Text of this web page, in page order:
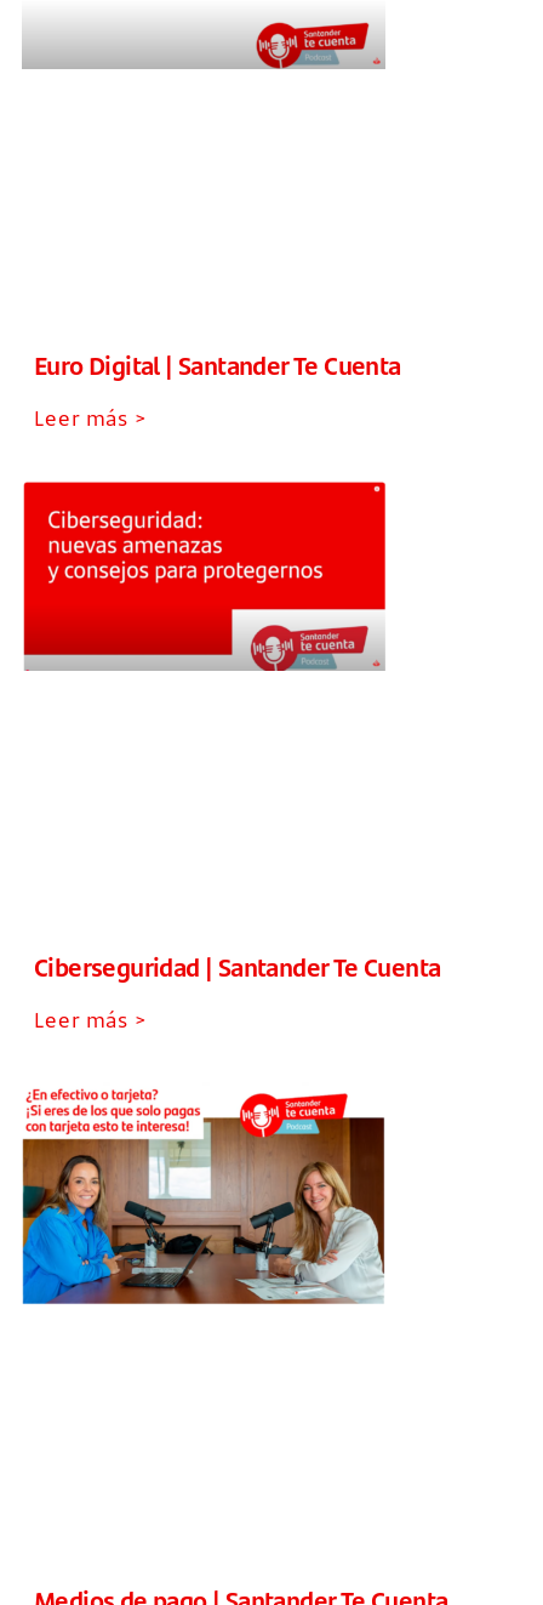
Euro Digital | Santander Te Cuenta
Leer más >
Ciberseguridad | Santander Te Cuenta
Leer más >